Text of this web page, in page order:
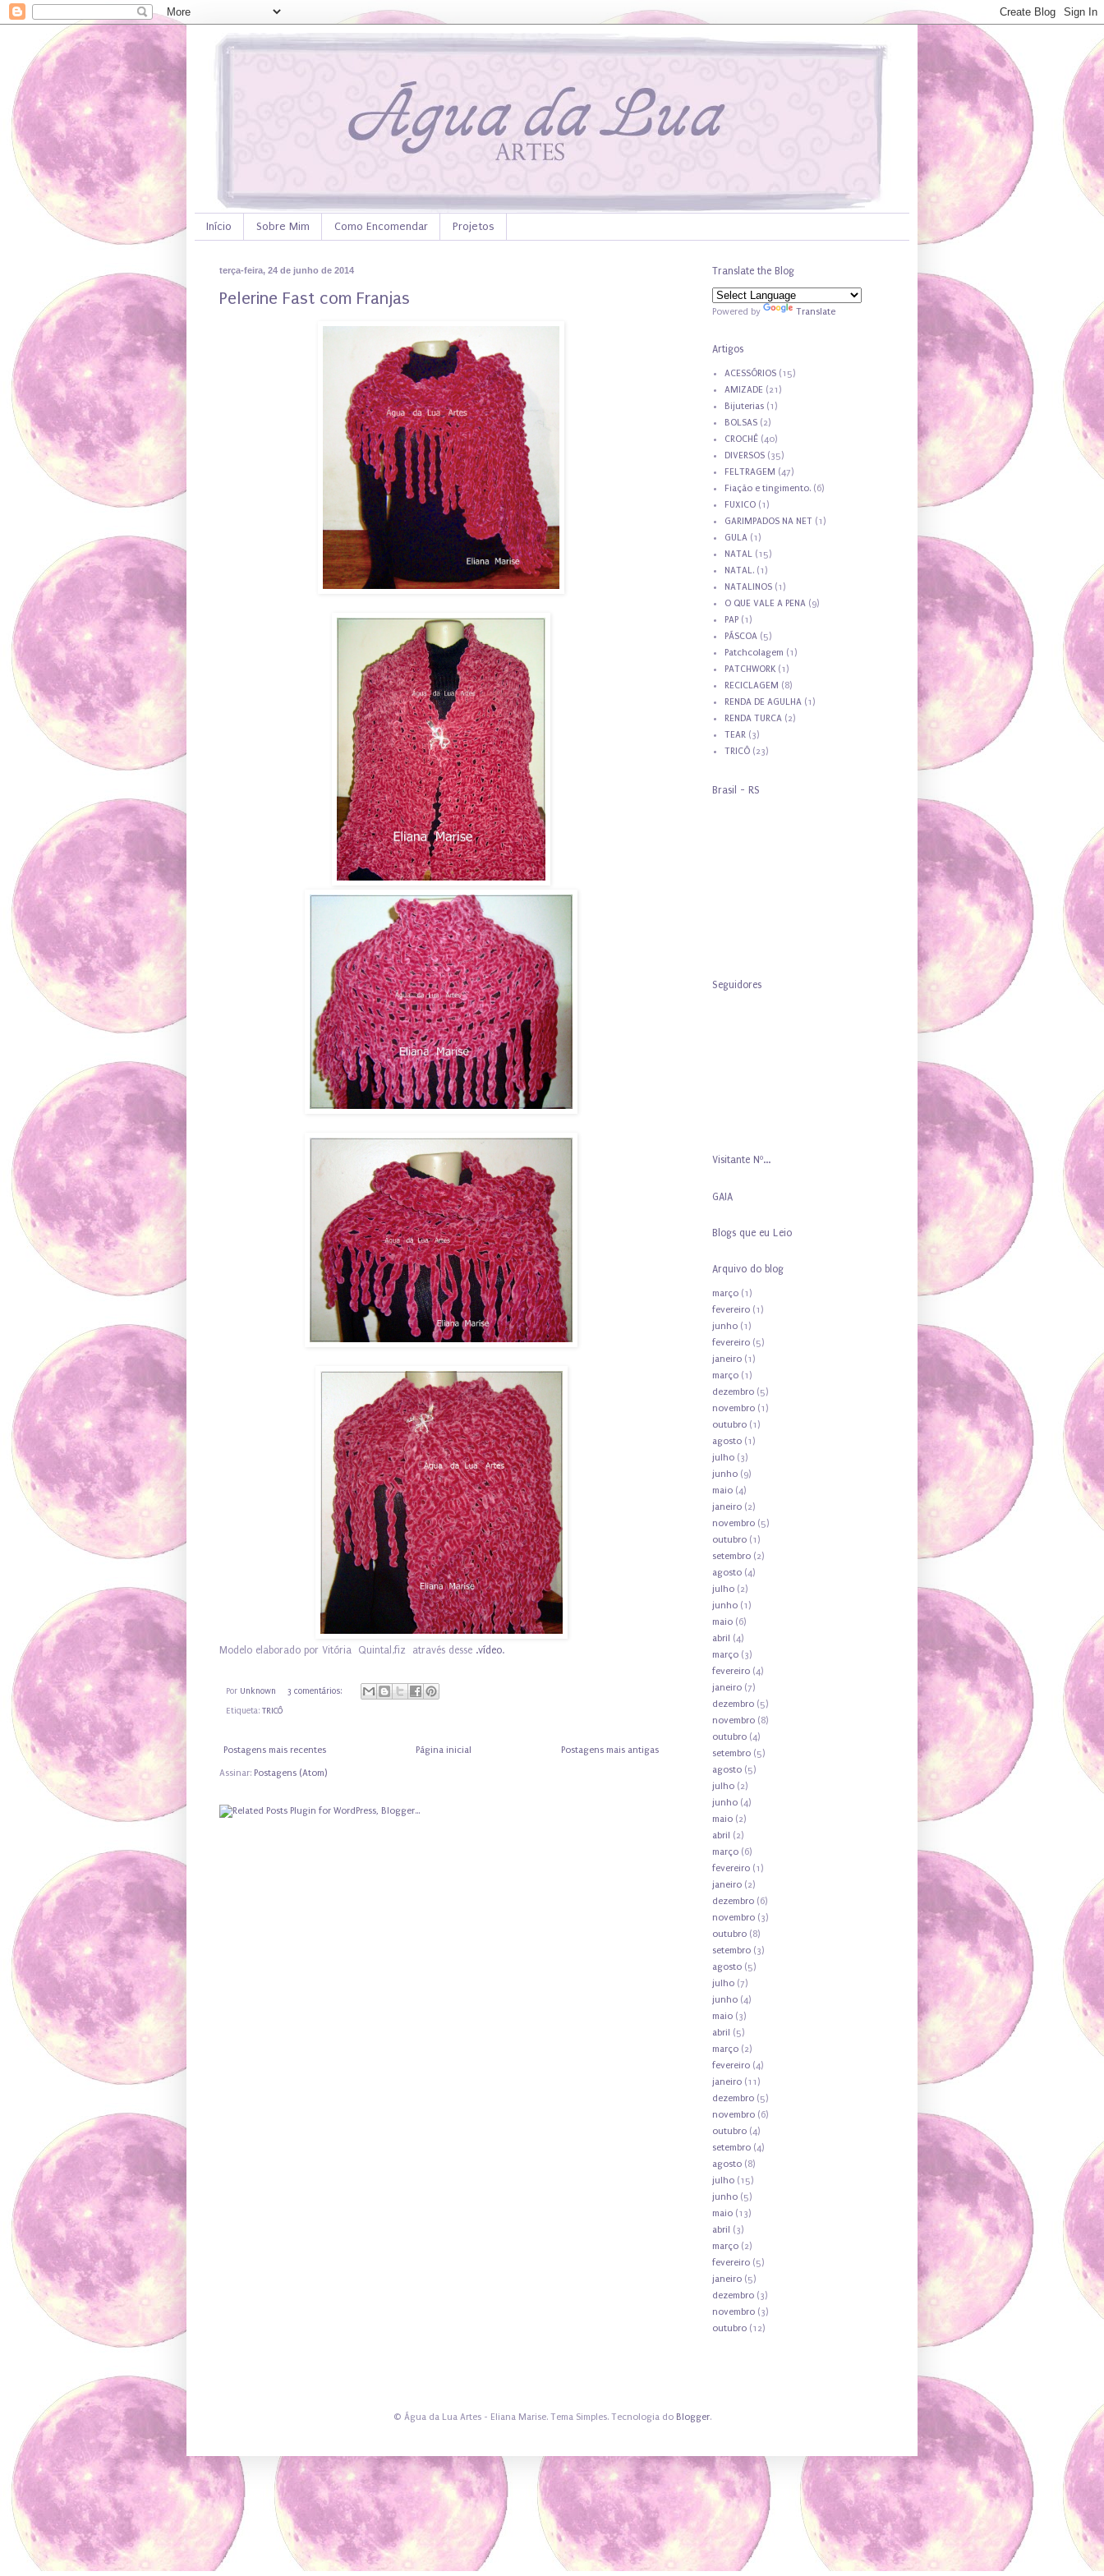
Início Sobre Mim Como Encomendar Projetos
terça-feira, 24 de junho de 2014
Pelerine Fast com Franjas
Modelo elaborado por Vitória Quintal,fiz através desse .vídeo.
Por Unknown 3 comentários:
Etiqueta: TRICÔ
Postagens mais recentes Postagens mais antigas
Página inicial
Assinar: Postagens (Atom)
Translate the Blog
Powered by Translate
Artigos
ACESSÓRIOS (15)
AMIZADE (21)
Bijuterias (1)
BOLSAS (2)
CROCHÊ (40)
DIVERSOS (35)
FELTRAGEM (47)
Fiação e tingimento. (6)
FUXICO (1)
GARIMPADOS NA NET (1)
GULA (1)
NATAL (15)
NATAL. (1)
NATALINOS (1)
O QUE VALE A PENA (9)
PAP (1)
PÁSCOA (5)
Patchcolagem (1)
PATCHWORK (1)
RECICLAGEM (8)
RENDA DE AGULHA (1)
RENDA TURCA (2)
TEAR (3)
TRICÔ (23)
Brasil - RS
Seguidores
Visitante Nº...
GAIA
Blogs que eu Leio
Arquivo do blog
março (1)
fevereiro (1)
junho (1)
fevereiro (5)
janeiro (1)
março (1)
dezembro (5)
novembro (1)
outubro (1)
agosto (1)
julho (3)
junho (9)
maio (4)
janeiro (2)
novembro (5)
outubro (1)
setembro (2)
agosto (4)
julho (2)
junho (1)
maio (6)
abril (4)
março (3)
fevereiro (4)
janeiro (7)
dezembro (5)
novembro (8)
outubro (4)
setembro (5)
agosto (5)
julho (2)
junho (4)
maio (2)
abril (2)
março (6)
fevereiro (1)
janeiro (2)
dezembro (6)
novembro (3)
outubro (8)
setembro (3)
agosto (5)
julho (7)
junho (4)
maio (3)
abril (5)
março (2)
fevereiro (4)
janeiro (11)
dezembro (5)
novembro (6)
outubro (4)
setembro (4)
agosto (8)
julho (15)
junho (5)
maio (13)
abril (3)
março (2)
fevereiro (5)
janeiro (5)
dezembro (3)
novembro (3)
outubro (12)
© Água da Lua Artes - Eliana Marise. Tema Simples. Tecnologia do Blogger.